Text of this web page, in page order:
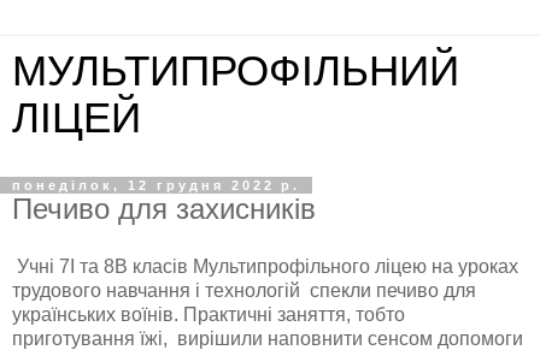
МУЛЬТИПРОФІЛЬНИЙ
ЛІЦЕЙ
понеділок, 12 грудня 2022 р.
Печиво для захисників
Учні 7І та 8В класів Мультипрофільного ліцею на уроках
трудового навчання і технологій спекли печиво для
українських воїнів. Практичні заняття, тобто
приготування їжі, вирішили наповнити сенсом допомоги